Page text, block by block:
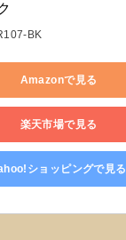
BK
Amazonで見る
楽天市場で見る
ショッピングで見る